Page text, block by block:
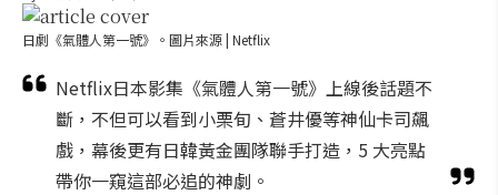
日劇《氣體人第一號》。圖片來源 | Netflix
Netflix日本影集《氣體人第一號》上線後話題不
斷，不但可以看到小栗旬、蒼井優等神仙卡司飆
戲，幕後更有日韓黃金團隊聯手打造，5 大亮點
帶你一窺這部必追的神劇。